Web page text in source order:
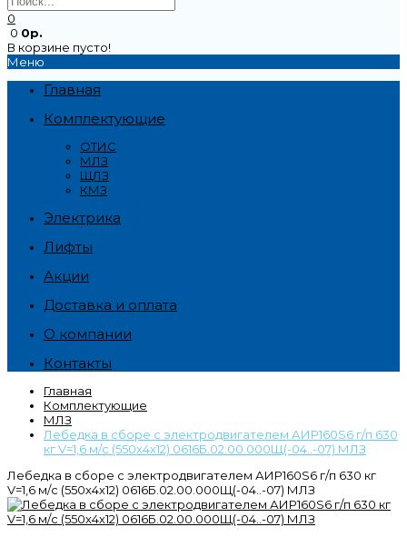
0
0 0р.
В корзине пусто!
Меню
Главная
Комплектующие
ОТИС
МЛЗ
ЩЛЗ
КМЗ
Электрика
Лифты
Акции
Доставка и оплата
О компании
Контакты
Главная
Комплектующие
МЛЗ
Лебедка в сборе с электродвигателем АИР160S6 г/п 630
кг V=1,6 м/с (550х4х12) 0616Б.02.00.000Щ(-04..-07) МЛЗ
Лебедка в сборе с электродвигателем АИР160S6 г/п 630 кг
V=1,6 м/с (550х4х12) 0616Б.02.00.000Щ(-04..-07) МЛЗ